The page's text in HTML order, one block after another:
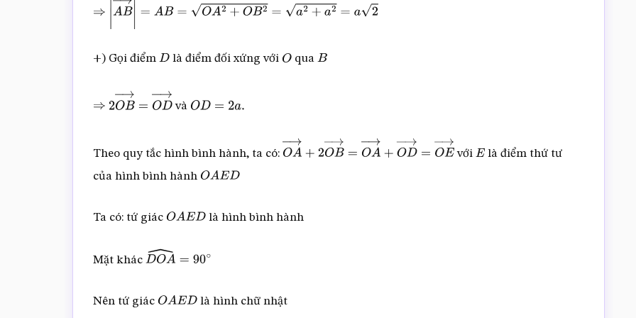
⇒ AB→ AB= 2 +OB = 2+a 2
+) Gọi điểm D là điểm đối xứng với Oqua B
⇒ 2OB→= OD→và OD=2a .
Theo quy tắc hình bình hành, ta có: OA→ +2OB→= OA→ +OD →=OE→
với E là điểm thứ tư
của hình bình hành OAED
Ta có: tứ giác OAED là hình bình hành
Mặt khác D OA^ =90∘
Nên tứ giác OAED là hình chữ nhật